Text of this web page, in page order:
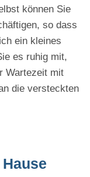
können Sie
so dass
ein kleines
es ruhig mit,
Wartezeit mit
die versteckten